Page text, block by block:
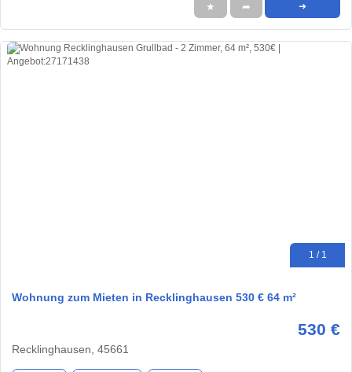
★ ➦ ➜
1 / 1
Wohnung zum Mieten in Recklinghausen 530 € 64 m²
530 €
Recklinghausen, 45661